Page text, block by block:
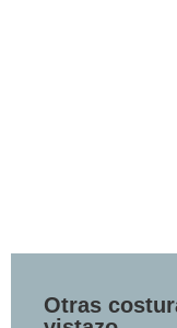
Otras